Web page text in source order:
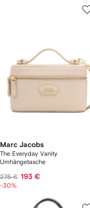
Marc Jacobs
The Everyday Vanity
Umhängetasche
275 € 193 €
-30%